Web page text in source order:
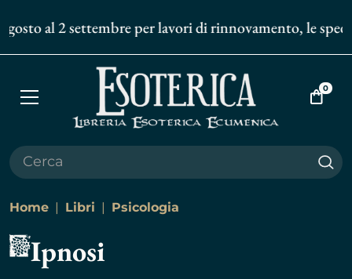
al 2 settembre per lavori di rinnovamento, le
Apri
Vai
0
Home Libri Psicologia
Ipnosi